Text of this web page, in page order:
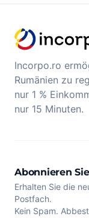
Incorpo.ro
Rumänien zu
nur 1 %
nur 15 Minuten.
Abonnieren
Erhalten Sie die
Postfach.
Kein Spam.